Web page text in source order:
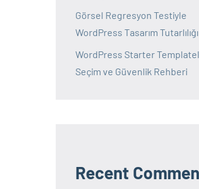
Görsel Regresyon Testiyle
WordPress Tasarım Tutarlılığı
WordPress Starter
Seçim ve Güvenlik Rehberi
Recent